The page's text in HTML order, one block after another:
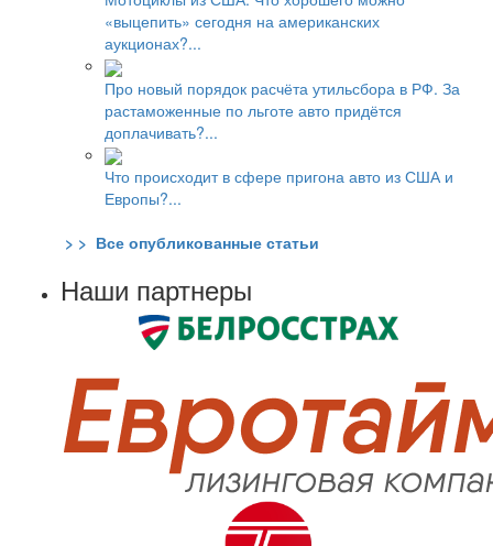
«выцепить» сегодня на американских
аукционах?...
Про новый порядок расчёта утильсбора в РФ. За
растаможенные по льготе авто придётся
доплачивать?...
Что происходит в сфере пригона авто из США и
Европы?...
> > Все опубликованные статьи
Наши партнеры